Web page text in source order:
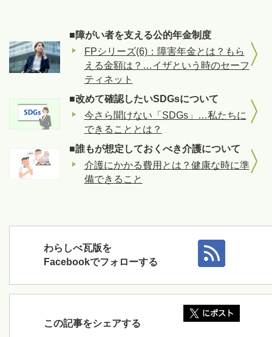
■障がい者を支える公的年金制度
FPシリーズ(6)：障害年金とは？もら
える金額は？…イザという時のセーフ
ティネット
■改めて確認したいSDGsについて
今さら聞けない「SDGs」…私たちに
できることとは？
■誰もが想定しておくべき介護について
介護にかかる費用とは？健康な時に準
備できること
わらしべ瓦版を
Facebookでフォローする
この記事をシェアする